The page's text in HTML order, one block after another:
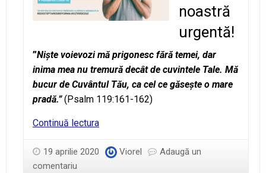
noastră
urgentă!
”Niște voievozi mă prigonesc fără temei, dar
inima mea nu tremură decât de cuvintele Tale. Mă
bucur de Cuvântul Tău, ca cel ce găsește o mare
pradă.” (Psalm 119:161-162)
Continuă lecturaZiua
19 aprilie 2020 Viorel
Adaugă un
comentariu